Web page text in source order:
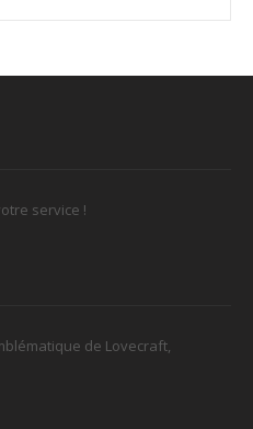
service !
de Lovecraft,